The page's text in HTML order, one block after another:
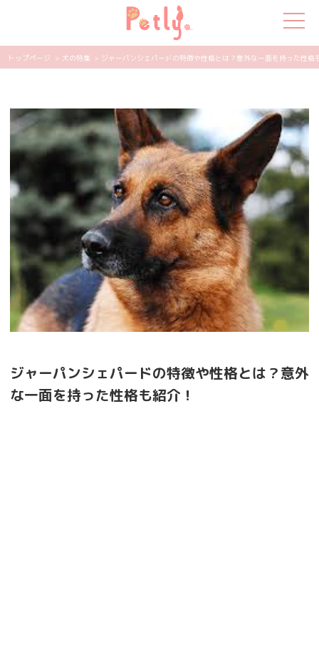
猫の特集
ペット用品
飼い主さんの悩み
ペットの気持ち
知って得する
エンタメ
トップページ > 犬の特集 > ジャーパンシェパードの特徴や性格とは？意外な一面を持った性格
ジャーパンシェパードの特徴や性格とは？意外
な一面を持った性格も紹介！